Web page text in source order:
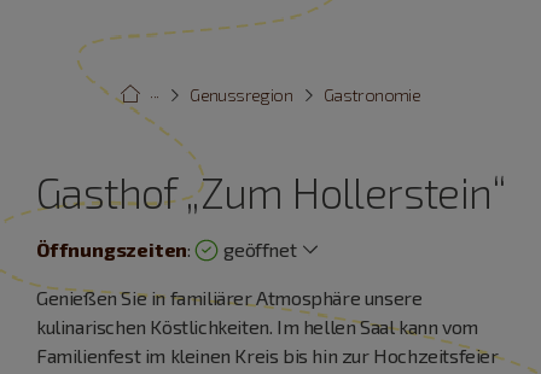
Gastronomie
Genussregion
···
Gasthof „Zum Hollerstein“
Öffnungszeiten: geöffnet
Genießen Sie in familiärer Atmosphäre unsere
kulinarischen Köstlichkeiten. Im hellen Saal kann vom
Familienfest im kleinen Kreis bis hin zur Hochzeitsfeier